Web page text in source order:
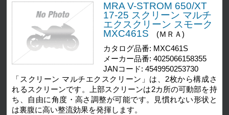
MRA V-STROM 650/XT
17-25 スクリーン マルチ
エクスクリーン スモーク
MXC461S
(ＭＲＡ)
カタログ品番: MXC461S
メーカー品番: 4025066158355
JANコード: 4549950253730
「スクリーン マルチエクスクリーン」は、2枚から構成さ
れるスクリーンです。上部スクリーンは2カ所の可動部を持
ち、自由に角度・高さ調整が可能です。見慣れない形状と
は裏腹に高い整流効果を発揮します。